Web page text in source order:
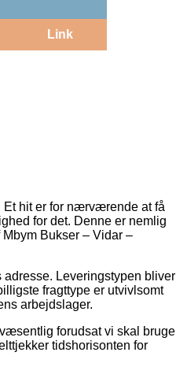
Link
Et hit er for nærværende at få
for det. Denne er nemlig
Bukser – Vidar –
Leveringstypen bliver
fragttype er utvivlsomt
arbejdslager.
forudsat vi skal bruge
tidshorisonten for